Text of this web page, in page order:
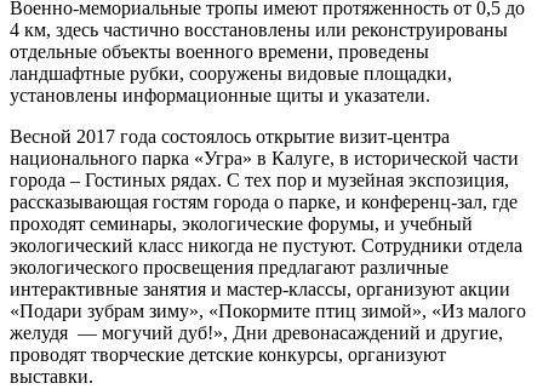
Военно-мемориальные тропы имеют протяженность от 0,5 до
4 км, здесь частично восстановлены или реконструированы
отдельные объекты военного времени, проведены
ландшафтные рубки, сооружены видовые площадки,
установлены информационные щиты и указатели.
Весной 2017 года состоялось открытие визит-центра
национального парка «Угра» в Калуге, в исторической части
города – Гостиных рядах. С тех пор и музейная экспозиция,
рассказывающая гостям города о парке, и конференц-зал, где
проходят семинары, экологические форумы, и учебный
экологический класс никогда не пустуют. Сотрудники отдела
экологического просвещения предлагают различные
интерактивные занятия и мастер-классы, организуют акции
«Подари зубрам зиму», «Покормите птиц зимой», «Из малого
желудя — могучий дуб!», Дни древонасаждений и другие,
проводят творческие детские конкурсы, организуют
выставки.